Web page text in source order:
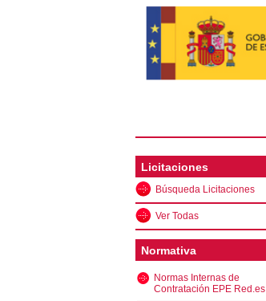
Licitaciones
Búsqueda Licitaciones
Ver Todas
Normativa
Normas Internas de
Contratación EPE Red.es